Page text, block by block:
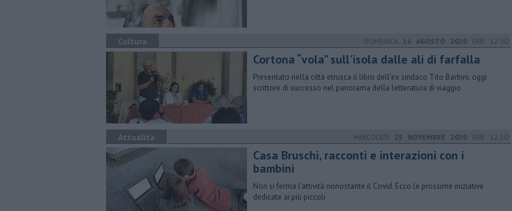
Cultura DOMENICA 16 AGOSTO 2020 ORE 12:30
​Cortona “vola” sull'isola dalle ali di farfalla
Presentato nella città etrusca il libro dell'ex sindaco Tito Barbini, oggi
scrittore di successo nel panorama della letteratura di viaggio
Attualità MERCOLEDÌ 25 NOVEMBRE 2020 ORE 12:20
Casa Bruschi, racconti e interazioni con i
bambini
Non si ferma l'attività nonostante il Covid. Ecco le prossime iniziative
dedicate ai più piccoli